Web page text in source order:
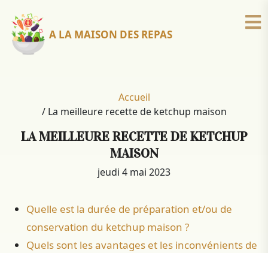
A LA MAISON DES REPAS
Accueil
/ La meilleure recette de ketchup maison
LA MEILLEURE RECETTE DE KETCHUP
MAISON
jeudi 4 mai 2023
Quelle est la durée de préparation et/ou de
conservation du ketchup maison ?
Quels sont les avantages et les inconvénients de